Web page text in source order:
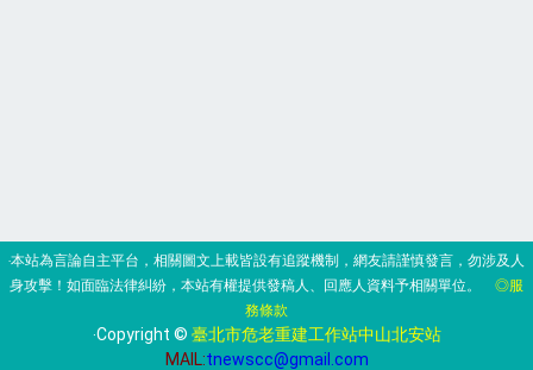
‧本站為言論自主平台，相關圖文上載皆設有追蹤機制，網友請謹慎發言，勿涉及人
身攻擊！如面臨法律糾紛，本站有權提供發稿人、回應人資料予相關單位。 ◎服
務條款
‧Copyright © 臺北市危老重建工作站中山北安站
MAIL:tnewscc@gmail.com